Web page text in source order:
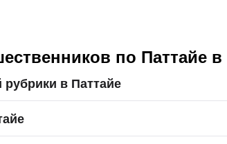
по Паттайе в
в Паттайе